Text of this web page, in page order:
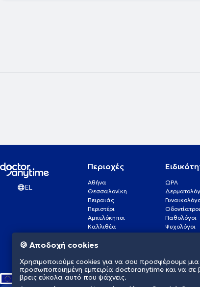
περιστατικά. Η διπλή αυτή εξειδίκευση καθώς και η πολυετής
EL
Περιοχές
Αθήνα
Θεσσαλονίκη
Πειραιάς
Περιστέρι
Αμπελόκηποι
Καλλιθέα
Πάτρα
Γλυφάδα
Νέα Σμύρνη
ΩΡΛ
Οδοντίατροι
Παθολόγοι
Ψυχολόγοι
🍪 Αποδοχή cookies
Χρησιμοποιούμε cookies για να σου προσφέρουμε
προσωποποιημένη εμπειρία doctoranytime και να σε
βρεις εύκολα αυτό που ψάχνεις.